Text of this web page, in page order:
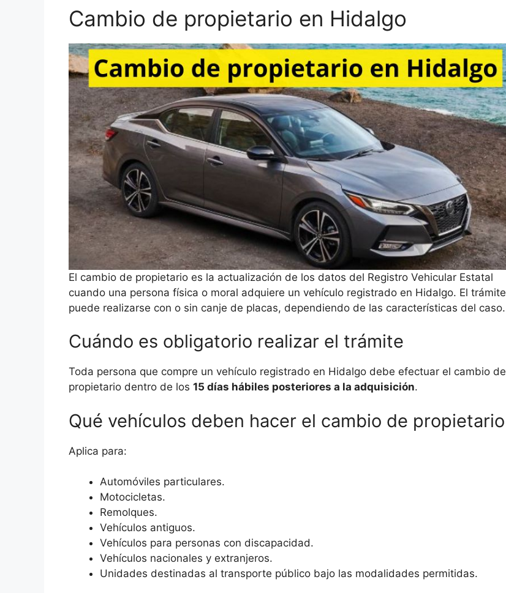
Cambio de propietario en Hidalgo
El cambio de propietario es la actualización de los datos del Registro Vehicular Estatal
cuando una persona física o moral adquiere un vehículo registrado en Hidalgo. El trámite
puede realizarse con o sin canje de placas, dependiendo de las características del caso.
Cuándo es obligatorio realizar el trámite
Toda persona que compre un vehículo registrado en Hidalgo debe efectuar el cambio de
propietario dentro de los 15 días hábiles posteriores a la adquisición.
Qué vehículos deben hacer el cambio de propietario
Aplica para:
Automóviles particulares.
Motocicletas.
Remolques.
Vehículos antiguos.
Vehículos para personas con discapacidad.
Vehículos nacionales y extranjeros.
Unidades destinadas al transporte público bajo las modalidades permitidas.